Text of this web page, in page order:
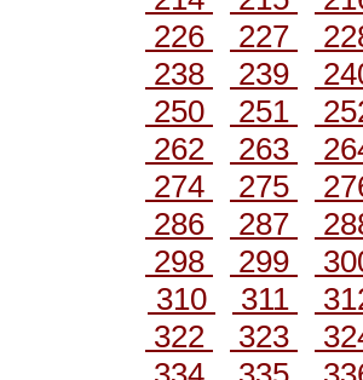
226
227
238
239
250
251
262
263
274
275
286
287
298
299
310
311
322
323